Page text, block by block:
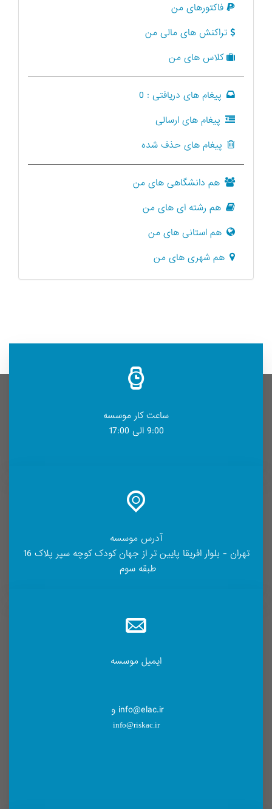
فاکتورهای من
تراکنش های مالی من
کلاس های من
پیغام های دریافتی : 0
پیغام های ارسالی
پیغام های حذف شده
هم دانشگاهی های من
هم رشته ای های من
هم استانی های من
هم شهری های من
ساعت کار موسسه
9:00 الی 17:00
آدرس موسسه
تهران - بلوار افریقا پایین تر از جهان کودک کوچه سپر پلاک 16
طبقه سوم
ایمیل موسسه
info@elac.ir و
info@riskac.ir